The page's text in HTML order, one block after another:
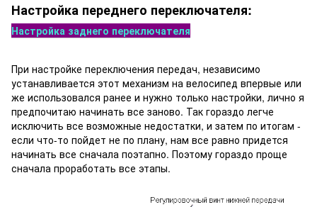
Настройка переднего переключателя:
Настройка заднего переключателя
При настройке переключения передач, независимо
устанавливается этот механизм на велосипед впервые или
же использовался ранее и нужно только настройки, лично я
предпочитаю начинать все заново. Так гораздо легче
исключить все возможные недостатки, и затем по итогам -
если что-то пойдет не по плану, нам все равно придется
начинать все сначала поэтапно. Поэтому гораздо проще
сначала проработать все этапы.